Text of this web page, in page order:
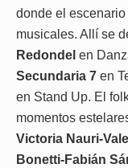
donde el
musicales. Allí se
Redondel en
Secundaria 7 en
en Stand Up. El
momentos
Victoria Nauri-
Bonetti-Fabián